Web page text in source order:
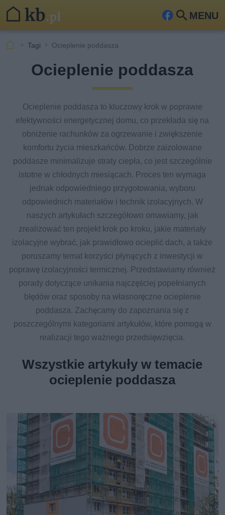
MENU
Fa Szu
Tagi Ocieplenie poddasza
Ocieplenie poddasza
Ocieplenie poddasza to kluczowy krok w poprawie
efektywności energetycznej domu, co przekłada się na
obniżenie rachunków za ogrzewanie i zwiększenie
komfortu życia mieszkańców. Dobrze zaizolowane
poddasze minimalizuje straty ciepła, co jest szczególnie
istotne w chłodnych miesiącach. Proces ten wymaga
jednak odpowiedniego przygotowania, wyboru
odpowiednich materiałów i technik izolacyjnych. W
naszych artykułach szczegółowo omawiamy, jak
zrealizować ten projekt krok po kroku, jakie materiały
izolacyjne wybrać, jak prawidłowo ocieplić dach, a także
poruszamy temat korzyści płynących z inwestycji w
poprawę izolacyjności termicznej. Przedstawiamy również
porady dotyczące unikania najczęściej popełnianych
błędów oraz sposoby na własnoręczne ocieplenie
poddasza. Zachęcamy do zapoznania się z
poszczególnymi kategoriami artykułów, które pomogą w
realizacji tego ważnego przedsięwzięcia.
Wszystkie artykuły w temacie
ocieplenie poddasza